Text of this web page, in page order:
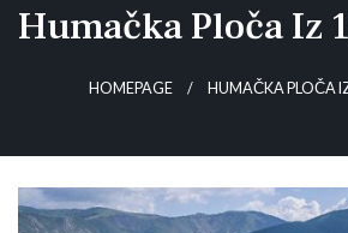
Humačka Ploča Iz
HOMEPAGE HUMAČKA PLOČA